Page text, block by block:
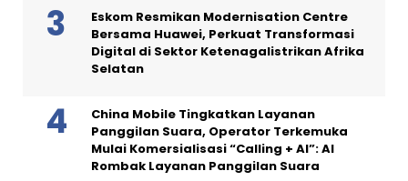
Eskom Resmikan Modernisation Centre
Bersama Huawei, Perkuat Transformasi
Digital di Sektor Ketenagalistrikan Afrika
Selatan
China Mobile Tingkatkan Layanan
Panggilan Suara, Operator Terkemuka
Mulai Komersialisasi “Calling + AI”: AI
Rombak Layanan Panggilan Suara